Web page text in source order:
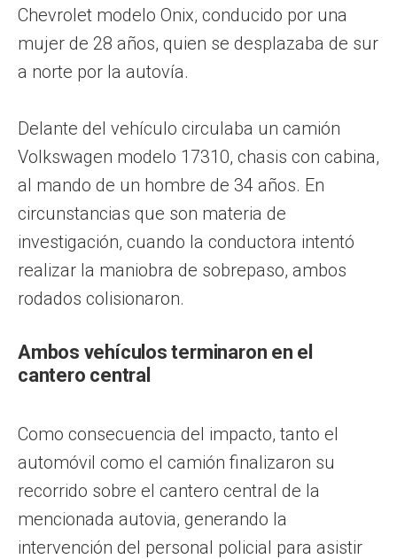
Chevrolet modelo Onix, conducido por una
mujer de 28 años, quien se desplazaba de sur
a norte por la autovía.
Delante del vehículo circulaba un camión
Volkswagen modelo 17310, chasis con cabina,
al mando de un hombre de 34 años. En
circunstancias que son materia de
investigación, cuando la conductora intentó
realizar la maniobra de sobrepaso, ambos
rodados colisionaron.
Ambos vehículos terminaron en el
cantero central
Como consecuencia del impacto, tanto el
automóvil como el camión finalizaron su
recorrido sobre el cantero central de la
mencionada autovia, generando la
intervención del personal policial para asistir